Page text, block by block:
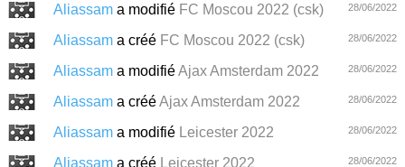
Aliassam a modifié FC Moscou 2022 (csk) 28/06/2022
Aliassam a créé FC Moscou 2022 (csk) 28/06/2022
Aliassam a modifiéAjax Amsterdam 2022 28/06/2022
Aliassam a crééAjax Amsterdam 2022 28/06/2022
Aliassam a modifié Leicester 2022 28/06/2022
Aliassam a créé Leicester 2022 28/06/2022